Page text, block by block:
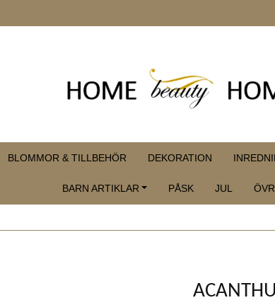
BLOMMOR & TILLBEHÖR DEKORATION
BARN ARTIKLAR PÅSK JUL